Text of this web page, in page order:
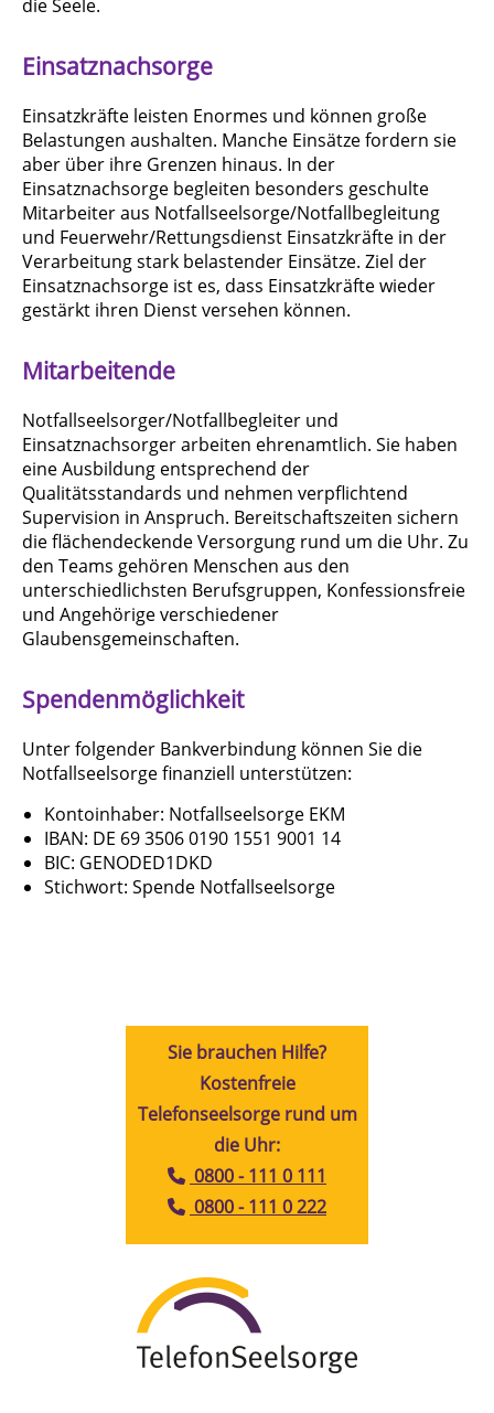
die Seele.
Einsatznachsorge
Einsatzkräfte leisten Enormes und können große
Belastungen aushalten. Manche Einsätze fordern sie
aber über ihre Grenzen hinaus. In der
Einsatznachsorge begleiten besonders geschulte
Mitarbeiter aus Notfallseelsorge/Notfallbegleitung
und Feuerwehr/Rettungsdienst Einsatzkräfte in der
Verarbeitung stark belastender Einsätze. Ziel der
Einsatznachsorge ist es, dass Einsatzkräfte wieder
gestärkt ihren Dienst versehen können.
Mitarbeitende
Notfallseelsorger/Notfallbegleiter und
Einsatznachsorger arbeiten ehrenamtlich. Sie haben
eine Ausbildung entsprechend der
Qualitätsstandards und nehmen verpflichtend
Supervision in Anspruch. Bereitschaftszeiten sichern
die flächendeckende Versorgung rund um die Uhr. Zu
den Teams gehören Menschen aus den
unterschiedlichsten Berufsgruppen, Konfessionsfreie
und Angehörige verschiedener
Glaubensgemeinschaften.
Spendenmöglichkeit
Unter folgender Bankverbindung können Sie die
Notfallseelsorge finanziell unterstützen:
Kontoinhaber: Notfallseelsorge EKM
IBAN: DE 69 3506 0190 1551 9001 14
BIC: GENODED1DKD
Stichwort: Spende Notfallseelsorge
Sie brauchen Hilfe?
Kostenfreie
Telefonseelsorge rund um
die Uhr:
0800 - 111 0 111
0800 - 111 0 222